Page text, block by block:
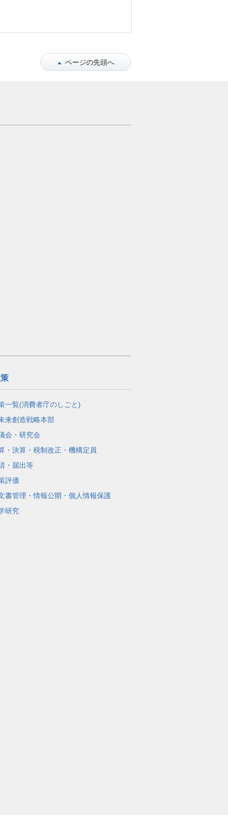
ページの先頭へ
一覧(消費者庁のしごと)
来創造戦略本部
会・研究会
・決算・税制改正・機構定員
・届出等
評価
書管理・情報公開・個人情報保護
研究